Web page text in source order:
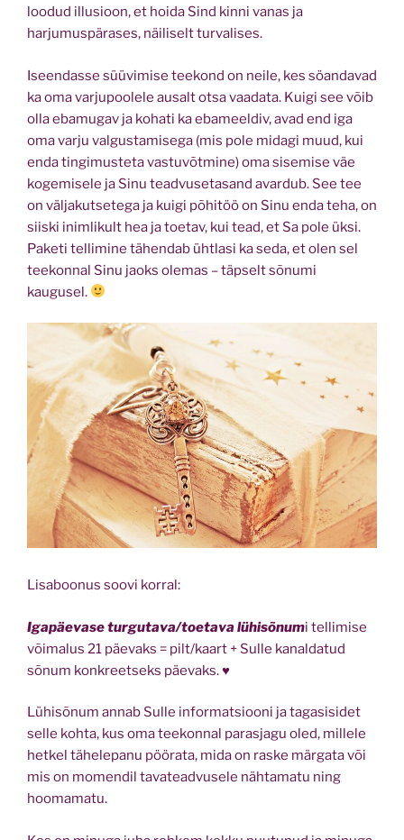
loodud illusioon, et hoida Sind kinni vanas ja
harjumuspärases, näiliselt turvalises.
Iseendasse süüvimise teekond on neile, kes söandavad
ka oma varjupoolele ausalt otsa vaadata. Kuigi see võib
olla ebamugav ja kohati ka ebameeldiv, avad end iga
oma varju valgustamisega (mis pole midagi muud, kui
enda tingimusteta vastuvõtmine) oma sisemise väe
kogemisele ja Sinu teadvusetasand avardub. See tee
on väljakutsetega ja kuigi põhitöö on Sinu enda teha, on
siiski inimlikult hea ja toetav, kui tead, et Sa pole üksi.
Paketi tellimine tähendab ühtlasi ka seda, et olen sel
teekonnal Sinu jaoks olemas – täpselt sõnumi
kaugusel.
Lisaboonus soovi korral:
Igapäevase turgutava/toetava lühisõnumi tellimise
võimalus 21 päevaks = pilt/kaart + Sulle kanaldatud
sõnum konkreetseks päevaks. ♥
Lühisõnum annab Sulle informatsiooni ja tagasisidet
selle kohta, kus oma teekonnal parasjagu oled, millele
hetkel tähelepanu pöörata, mida on raske märgata või
mis on momendil tavateadvusele nähtamatu ning
hoomamatu.